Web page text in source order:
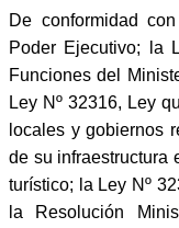
De conformidad
Poder Ejecutivo; la
Funciones del
Ley Nº 32316, Ley
locales y gobiernos
de su infraestructura
turístico; la Ley Nº
la Resolución